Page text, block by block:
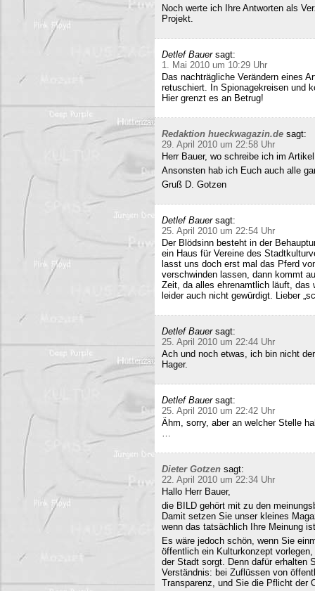
Noch werte ich Ihre Antworten als
Projekt.
Detlef Bauer sagt:
1. Mai 2010 um 10:29 Uhr
Das nachträgliche Verändern eines
retuschiert. In Spionagekreisen und
Hier grenzt es an Betrug!
Redaktion hueckwagazin.de sagt:
29. April 2010 um 22:58 Uhr
Herr Bauer, wo schreibe ich im
Ansonsten hab ich Euch auch alle
Gruß D. Gotzen
Detlef Bauer sagt:
25. April 2010 um 22:54 Uhr
Der Blödsinn besteht in der
ein Haus für Vereine des
lasst uns doch erst mal das Pferd
verschwinden lassen, dann kommt
Zeit, da alles ehrenamtlich läuft, das
leider auch nicht gewürdigt. Lieber
Detlef Bauer sagt:
25. April 2010 um 22:44 Uhr
Ach und noch etwas, ich bin nicht
Hager.
Detlef Bauer sagt:
25. April 2010 um 22:42 Uhr
Ähm, sorry, aber an welcher Stelle
…
Dieter Gotzen sagt:
22. April 2010 um 22:34 Uhr
Hallo Herr Bauer,
die BILD gehört mit zu den
Damit setzen Sie unser kleines
wenn das tatsächlich Ihre Meinung
Es wäre jedoch schön, wenn Sie
öffentlich ein Kulturkonzept
der Stadt sorgt. Denn dafür erhalten
Verständnis: bei Zuflüssen von
Transparenz, und Sie die Pflicht der